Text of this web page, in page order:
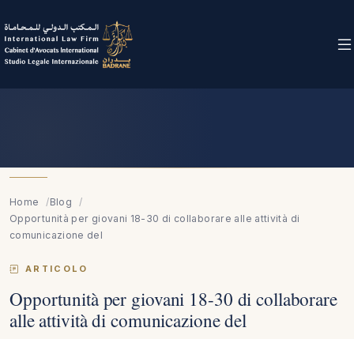
Home
Blog
Opportunità per giovani 18-30 di collaborare alle attività di
comunicazione del
ARTICOLO
Opportunità per giovani 18-30 di collaborare
alle attività di comunicazione del